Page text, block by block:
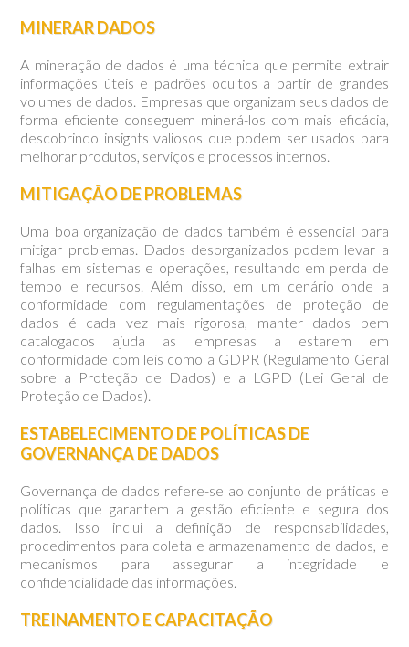
MINERAR DADOS
A mineração de dados é uma técnica que permite extrair
informações úteis e padrões ocultos a partir de grandes
volumes de dados. Empresas que organizam seus dados de
forma eficiente conseguem minerá-los com mais eficácia,
descobrindo insights valiosos que podem ser usados para
melhorar produtos, serviços e processos internos.
MITIGAÇÃO DE PROBLEMAS
Uma boa organização de dados também é essencial para
mitigar problemas. Dados desorganizados podem levar a
falhas em sistemas e operações, resultando em perda de
tempo e recursos. Além disso, em um cenário onde a
conformidade com regulamentações de proteção de
dados é cada vez mais rigorosa, manter dados bem
catalogados ajuda as empresas a estarem em
conformidade com leis como a GDPR (Regulamento Geral
sobre a Proteção de Dados) e a LGPD (Lei Geral de
Proteção de Dados).
ESTABELECIMENTO DE POLÍTICAS DE
GOVERNANÇA DE DADOS
Governança de dados refere-se ao conjunto de práticas e
políticas que garantem a gestão eficiente e segura dos
dados. Isso inclui a definição de responsabilidades,
procedimentos para coleta e armazenamento de dados, e
mecanismos para assegurar a integridade e
confidencialidade das informações.
TREINAMENTO E CAPACITAÇÃO